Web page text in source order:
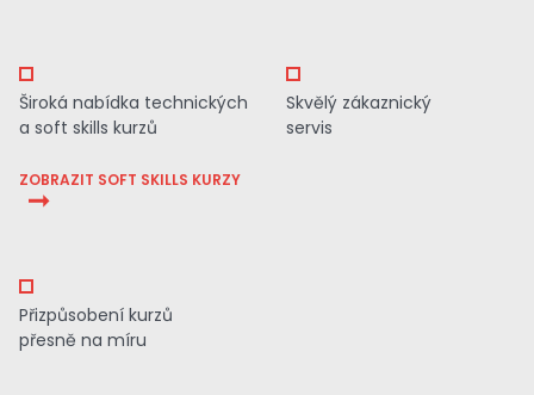
Široká nabídka technických
a soft skills kurzů
ZOBRAZIT SOFT SKILLS KURZY
Skvělý zákaznický
servis
Přizpůsobení kurzů
přesně na míru